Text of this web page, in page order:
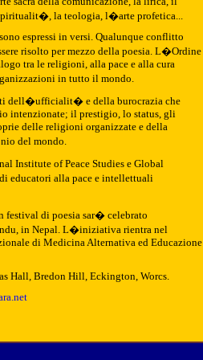
la teologia, l�arte profetica...
espressi in versi. Qualunque conflitto
risolto per mezzo della poesia. L�Ordine
tra le religioni, alla pace e alla cura
in tutto il mondo.
dell�ufficialit� e della burocrazia che
intenzionate; il prestigio, lo status, gli
delle religioni organizzate e della
del mondo.
of Peace Studies e Global
educatori alla pace e intellettuali
festival di poesia sar� celebrato
in Nepal. L�iniziativa rientra nel
di Medicina Alternativa ed Educazione
Hall, Bredon Hill, Eckington, Worcs.